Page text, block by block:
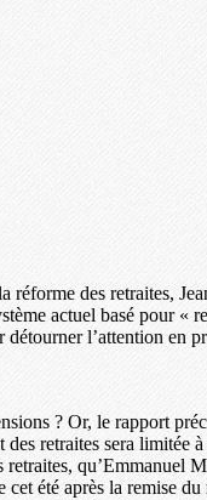
des retraites,
actuel basé pour «
l’attention en
? Or, le rapport
retraites sera
qu’Emmanuel
été après la remise